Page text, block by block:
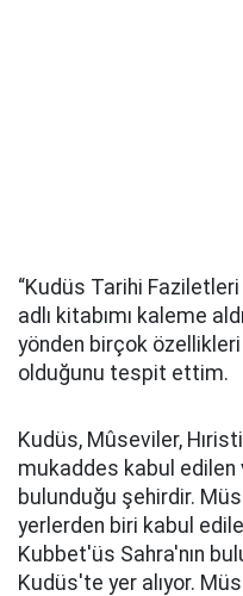
“Kudüs Tarihi
adlı kitabımı kaleme
yönden birçok
olduğunu tespit ettim.
Kudüs, Mûseviler,
mukaddes kabul edilen
bulunduğu şehirdir.
yerlerden biri kabul
Kubbet'üs Sahra'nın
Kudüs'te yer alıyor.